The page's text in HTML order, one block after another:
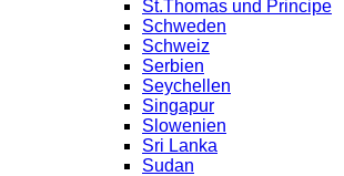
St.Thomas und Principe
Schweden
Schweiz
Serbien
Seychellen
Singapur
Slowenien
Sri Lanka
Sudan